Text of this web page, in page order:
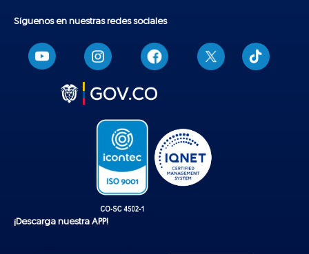
Síguenos en nuestras redes sociales
T
i
k
¡Descarga nuestra APP!